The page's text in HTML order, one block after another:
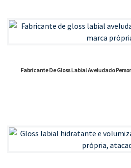
Fabricante De Gloss Labial Aveludado